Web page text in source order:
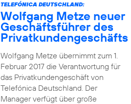
TELEFÓNICA DEUTSCHLAND:
Wolfgang Metze neuer
Geschäftsführer des
Privatkundengeschäfts
Wolfgang Metze übernimmt zum 1.
Februar 2017 die Verantwortung für
das Privatkundengeschäft von
Telefónica Deutschland. Der
Manager verfügt über große